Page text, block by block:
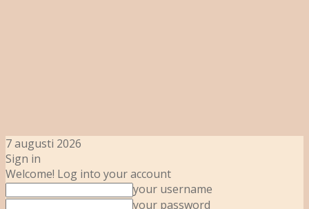
7 augusti 2026
Sign in
Welcome! Log into your account
your username
your password